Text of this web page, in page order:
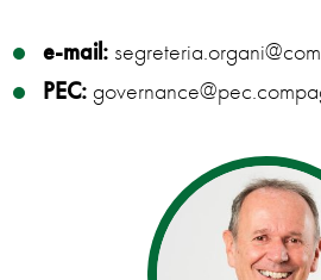
e-mail:
PEC: